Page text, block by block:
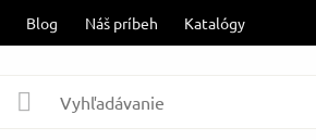
Blog Náš príbeh Katalógy